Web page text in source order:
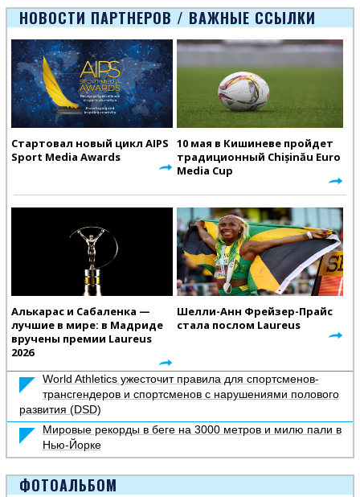
Европейско
НОВОСТИ ПАРТНЕРОВ / ВАЖНЫЕ ССЫЛКИ
Стартовал новый цикл AIPS
Sport Media Awards
10 мая в Кишиневе пройдет
традиционный Chișinău Euro
Media Cup
Алькарас и Сабаленка —
лучшие в мире: в Мадриде
вручены премии Laureus
2026
Шелли-Анн Фрейзер-Прайс
стала послом Laureus
World Athletics ужесточит правила для спортсменов-
трансгендеров и спортсменов с нарушениями полового
развития (DSD)
Мировые рекорды в беге на 3000 метров и милю пали в
Нью-Йорке
ФОТОАЛЬБОМ